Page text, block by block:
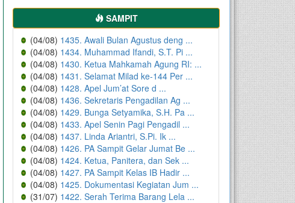
SAMPIT
(04/08) 1435. Awali Bulan Agustus deng ...
(04/08) 1434. Muhammad Ifandi, S.T. Pi ...
(04/08) 1430. Ketua Mahkamah Agung RI: ...
(04/08) 1431. Selamat Milad ke-144 Per ...
(04/08) 1428. Apel Jum’at Sore d ...
(04/08) 1436. Sekretaris Pengadilan Ag ...
(04/08) 1429. Bunga Setyamika, S.H. Pa ...
(04/08) 1433. Apel Senin Pagi Pengadil ...
(04/08) 1437. Linda Ariantri, S.Pi. Ik ...
(04/08) 1426. PA Sampit Gelar Jumat Be ...
(04/08) 1424. Ketua, Panitera, dan Sek ...
(04/08) 1427. PA Sampit Kelas IB Hadir ...
(04/08) 1425. Dokumentasi Kegiatan Jum ...
(31/07) 1422. Serah Terima Barang Lela ...